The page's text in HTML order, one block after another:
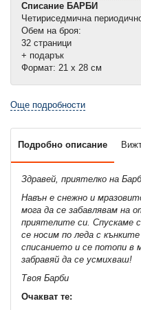
Списание БАРБИ
Четириседмична
Обем на броя:
32 страници
+ подарък
Формат: 21 х 28 см
Още подробности
Подробно описание
Здравей, приятелко на
Навън е снежно и
мога да се забавлявам на
приятелите си. Спускаме
се носим по леда с
списанието и се потопи в
забравяй да се усмихваш!
Твоя Барби
Очакват те: